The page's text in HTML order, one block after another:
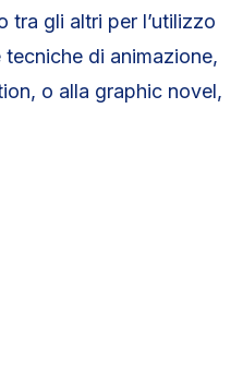
tra gli altri per l’utilizzo
di animazione,
o alla graphic novel,